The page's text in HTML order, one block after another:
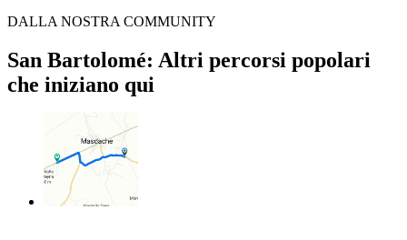
DALLA NOSTRA COMMUNITY
San Bartolomé: Altri percorsi popolari
che iniziano qui